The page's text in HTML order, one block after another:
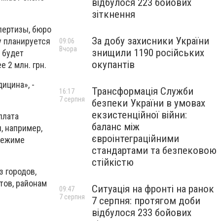
бюро
будет
2 млн. грн.
-
например,
городов,
районам
відбулося 223 бойових
зіткнення
За добу захисники України
знищили 1190 російських
окупантів
09:06
Вчора
Трансформація Служби
безпеки України в умовах
екзистенційної війни:
баланс між
євроінтеграційними
стандартами та безпековою
стійкістю
16:17
7 серпня
Ситуація на фронті на ранок
7 серпня: протягом доби
відбулося 233 бойових
09:47
7 серпня